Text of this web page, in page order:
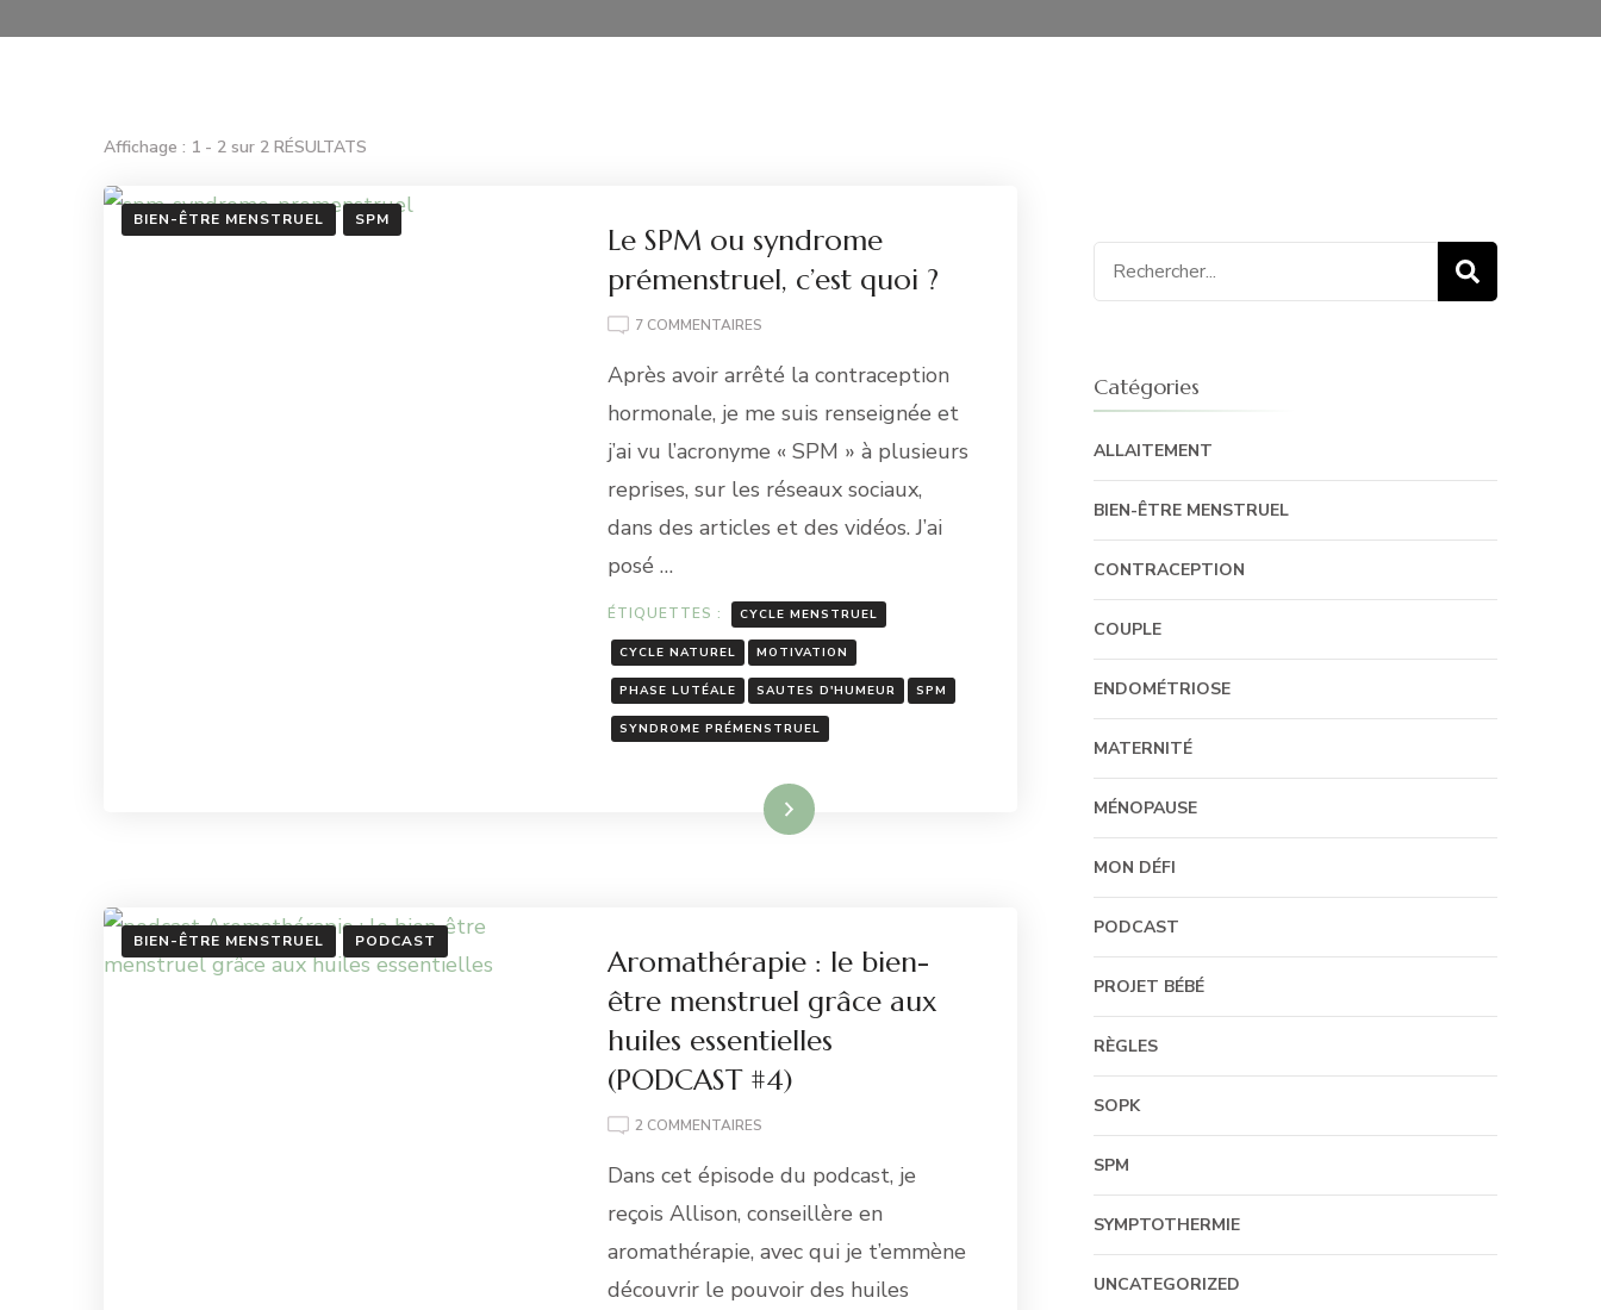
Affichage : 1 - 2 sur 2 RÉSULTATS
BIEN-ÊTRE MENSTRUEL SPM
Le SPM ou syndrome
prémenstruel, c’est quoi ?
7 COMMENTAIRES
SPM
SYNDROME
PRÉMENSTRUEL,
QUOI
?
Après avoir arrêté la contraception
hormonale, je me suis renseignée et
j’ai vu l’acronyme « SPM » à plusieurs
reprises, sur les réseaux sociaux,
dans des articles et des vidéos. J’ai
posé …
ÉTIQUETTES : CYCLE MENSTRUEL
CYCLE NATUREL MOTIVATION
PHASE LUTÉALE SAUTES D'HUMEUR SPM
SYNDROME PRÉMENSTRUEL
Lire la suite
BIEN-ÊTRE MENSTRUEL PODCAST
Aromathérapie : le bien-
être menstruel grâce aux
huiles essentielles
(PODCAST #4)
2 COMMENTAIRES
:
BIEN-
ÊTRE
GRÂCE
Dans cet épisode du podcast, je
reçois Allison, conseillère en
aromathérapie, avec qui je t’emmène
découvrir le pouvoir des huiles
Recherche
pour
Catégories
ALLAITEMENT
BIEN-ÊTRE MENSTRUEL
CONTRACEPTION
COUPLE
ENDOMÉTRIOSE
MATERNITÉ
MÉNOPAUSE
MON DÉFI
PODCAST
PROJET BÉBÉ
RÈGLES
SOPK
SPM
SYMPTOTHERMIE
UNCATEGORIZED